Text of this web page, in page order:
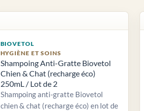
BIOVETOL
HYGIÈNE ET SOINS
Shampoing Anti-Gratte Biovetol
Chien & Chat (recharge éco)
250mL / Lot de 2
Shampoing anti-gratte Biovetol
chien & chat (recharge éco) en lot de